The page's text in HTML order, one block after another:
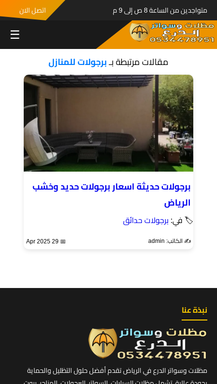
متواجدين من الساعة 8 ص إلى 9 م اتصل الان
☰
مقالات مرتبطة بـبرجولات للمنازل
برجولات حديثة اسعار برجولات حديد وخشب
الرياض
🏷 في: برجولات حدائق
✍️ الكاتب: admin 📅 29 Apr 2025
نبذة عنا
مظلات وسواتر الدرع في الرياض تقدم أفضل حلول التظليل والحماية